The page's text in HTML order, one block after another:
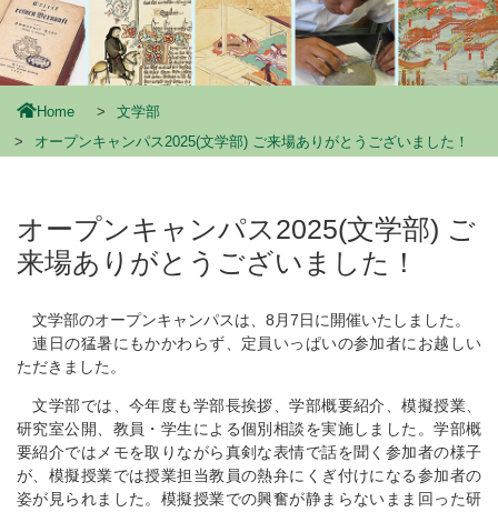
動
Home
文学部
オープンキャンパス2025(文学部) ご来場ありがとうございました！
オープンキャンパス2025(文学部) ご
来場ありがとうございました！
文学部のオープンキャンパスは、8月7日に開催いたしました。
連日の猛暑にもかかわらず、定員いっぱいの参加者にお越しい
ただきました。
文学部では、今年度も学部長挨拶、学部概要紹介、模擬授業、
研究室公開、教員・学生による個別相談を実施しました。学部概
要紹介ではメモを取りながら真剣な表情で話を聞く参加者の様子
が、模擬授業では授業担当教員の熱弁にくぎ付けになる参加者の
姿が見られました。模擬授業での興奮が静まらないまま回った研